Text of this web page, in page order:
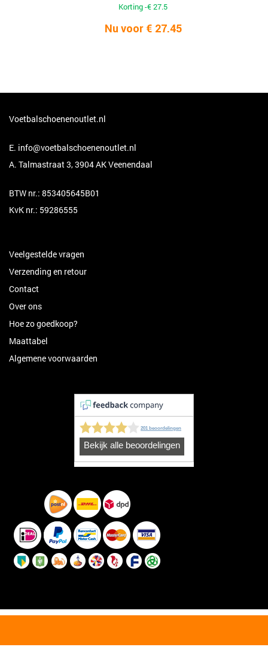
Korting -€ 27.5
Nu voor € 27.45
Voetbalschoenenoutlet.nl
E. info@voetbalschoenenoutlet.nl
A. Talmastraat 3, 3904 AK Veenendaal
BTW nr.: 853405645B01
KvK nr.: 59286555
Veelgestelde vragen
Verzending en retour
Contact
Over ons
Hoe zo goedkoop?
Maattabel
Algemene voorwaarden